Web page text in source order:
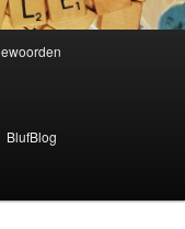
BlufBlog